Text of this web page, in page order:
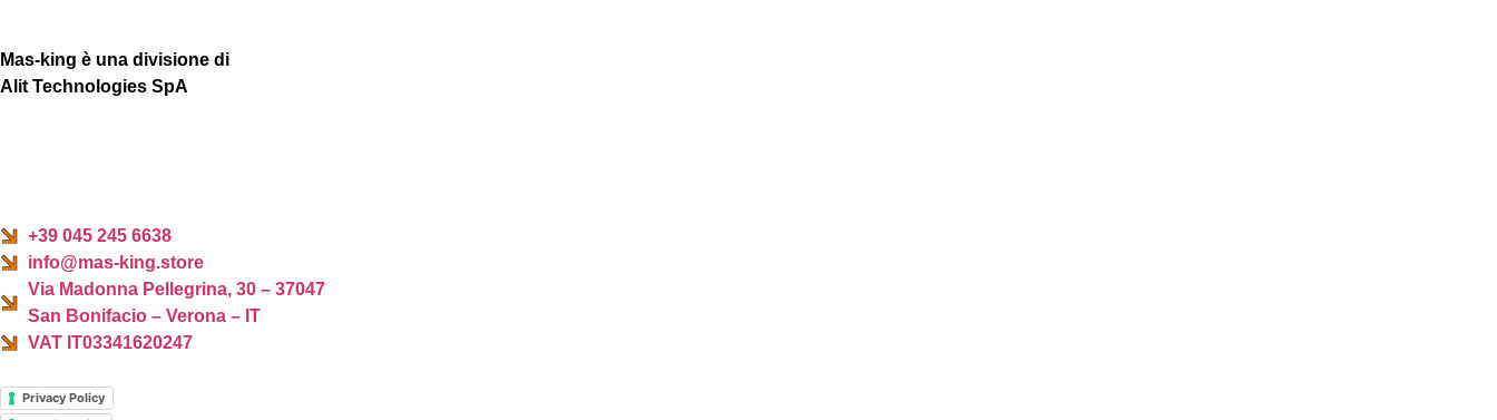
Mas-king è una divisione di
Alit Technologies SpA
+39 045 245 6638
info@mas-king.store
Via Madonna Pellegrina, 30 – 37047
San Bonifacio – Verona – IT
VAT IT03341620247
Privacy Policy